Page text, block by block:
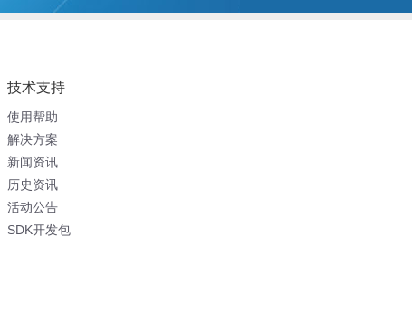
技术支持
使用帮助
解决方案
新闻资讯
历史资讯
活动公告
SDK开发包